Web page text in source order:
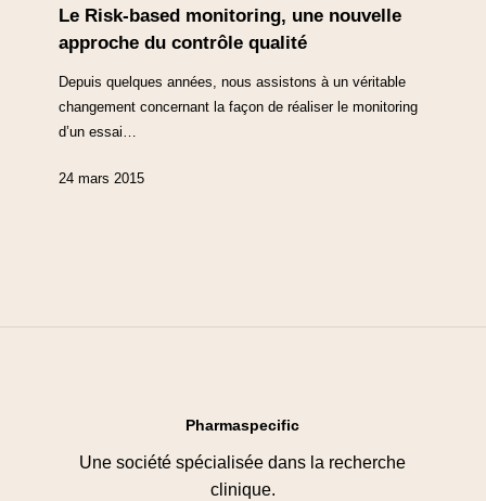
Le Risk-based monitoring, une nouvelle
approche du contrôle qualité
Depuis quelques années, nous assistons à un véritable
changement concernant la façon de réaliser le monitoring
d’un essai…
24 mars 2015
Pharmaspecific
Une société spécialisée dans la recherche
clinique.